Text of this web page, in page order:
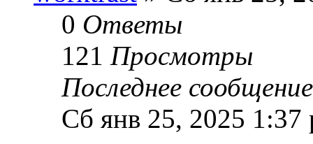
0 Ответы
121 Просмотры
Последнее
Сб янв 25, 2025 1:37